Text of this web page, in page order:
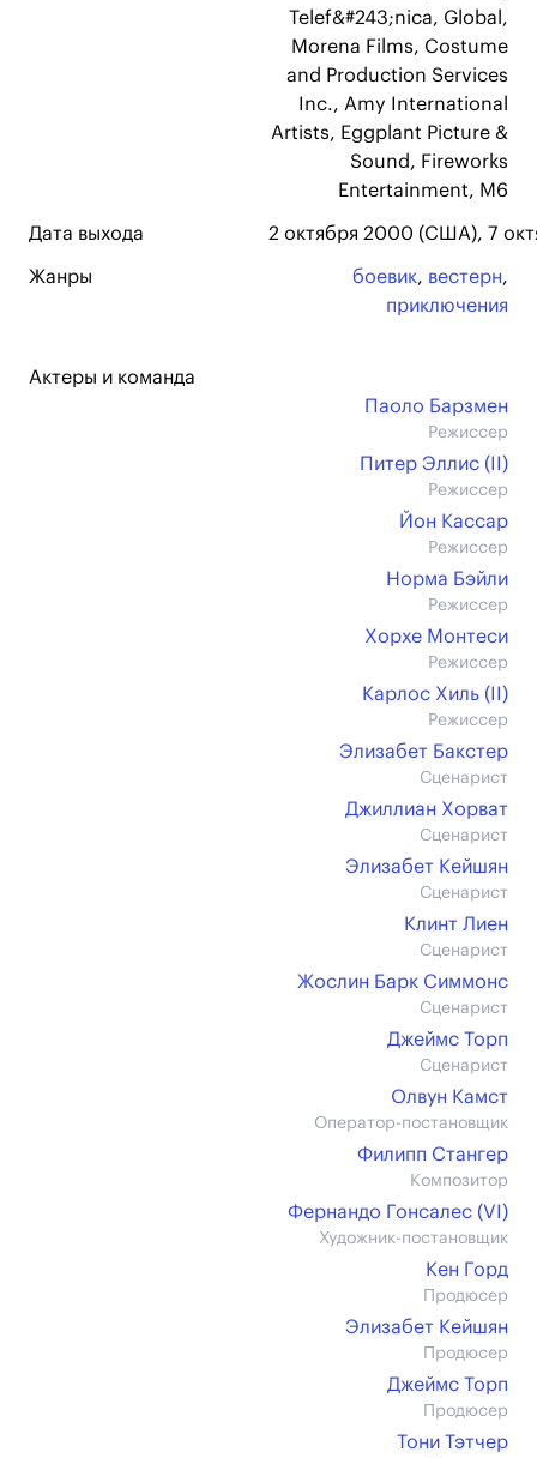
Telef&#243;nica, Global,
Morena Films, Costume
and Production Services
Inc., Amy International
Artists, Eggplant Picture &
Sound, Fireworks
Entertainment, M6
Дата выхода 2 октября 2000 (США), 7
Жанры боевик, вестерн,
приключения
Актеры и команда
Паоло Барзмен
Режиссер
Питер Эллис (II)
Режиссер
Йон Кассар
Режиссер
Норма Бэйли
Режиссер
Хорхе Монтеси
Режиссер
Карлос Хиль (II)
Режиссер
Элизабет Бакстер
Сценарист
Джиллиан Хорват
Сценарист
Элизабет Кейшян
Сценарист
Клинт Лиен
Сценарист
Жослин Барк Симмонс
Сценарист
Джеймс Торп
Сценарист
Олвун Камст
Оператор-постановщик
Филипп Стангер
Композитор
Фернандо Гонсалес (VI)
Художник-постановщик
Кен Горд
Продюсер
Элизабет Кейшян
Продюсер
Джеймс Торп
Продюсер
Тони Тэтчер